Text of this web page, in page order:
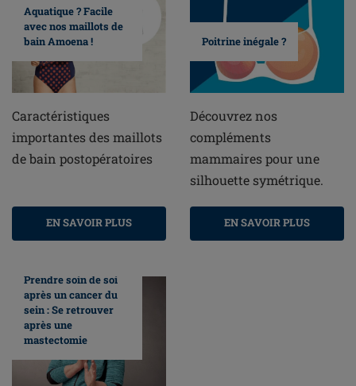
Aquatique ? Facile
avec nos maillots de
bain Amoena !
Caractéristiques
importantes des maillots
de bain postopératoires
EN SAVOIR PLUS
Poitrine inégale ?
Découvrez nos
compléments
mammaires pour une
silhouette symétrique.
EN SAVOIR PLUS
Prendre soin de soi
après un cancer du
sein : Se retrouver
après une
mastectomie